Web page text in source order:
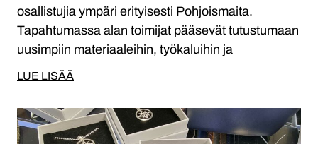
osallistujia ympäri erityisesti Pohjoismaita.
Tapahtumassa alan toimijat pääsevät tutustumaan
uusimpiin materiaaleihin, työkaluihin ja
LUE LISÄÄ